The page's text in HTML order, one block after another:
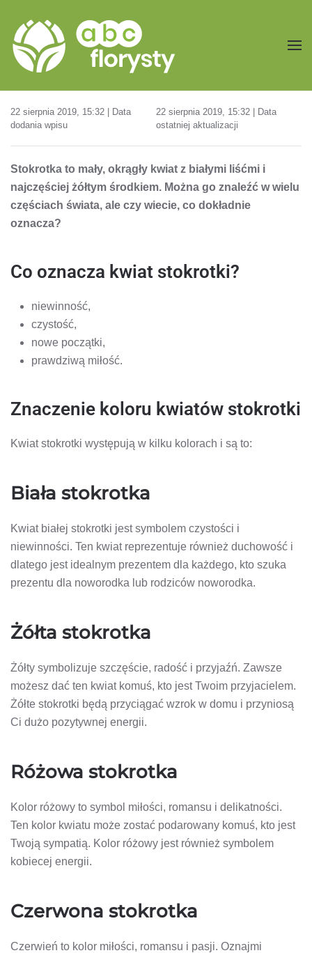
Przejdź do treści głównej
22 sierpnia 2019, 15:32 | Data
dodania wpisu
22 sierpnia 2019, 15:32 | Data
ostatniej aktualizacji
Stokrotka to mały, okrągły kwiat z białymi liśćmi i
najczęściej żółtym środkiem. Można go znaleźć w wielu
częściach świata, ale czy wiecie, co dokładnie
oznacza?
Co oznacza kwiat stokrotki?
niewinność,
czystość,
nowe początki,
prawdziwą miłość.
Znaczenie koloru kwiatów stokrotki
Kwiat stokrotki występują w kilku kolorach i są to:
Biała stokrotka
Kwiat białej stokrotki jest symbolem czystości i
niewinności. Ten kwiat reprezentuje również duchowość i
dlatego jest idealnym prezentem dla każdego, kto szuka
prezentu dla noworodka lub rodziców noworodka.
Żółta stokrotka
Żółty symbolizuje szczęście, radość i przyjaźń. Zawsze
możesz dać ten kwiat komuś, kto jest Twoim przyjacielem.
Żółte stokrotki będą przyciągać wzrok w domu i przyniosą
Ci dużo pozytywnej energii.
Różowa stokrotka
Kolor różowy to symbol miłości, romansu i delikatności.
Ten kolor kwiatu może zostać podarowany komuś, kto jest
Twoją sympatią. Kolor różowy jest również symbolem
kobiecej energii.
Czerwona stokrotka
Czerwień to kolor miłości, romansu i pasji. Oznajmi